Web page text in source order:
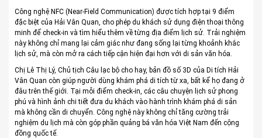
Công nghệ NFC (Near-Field Communication) được tích hợp tại 9 điểm
đặc biệt của Hải Vân Quan, cho phép du khách sử dụng điện thoại thông
minh để check-in và tìm hiểu thêm về từng địa điểm lịch sử. Trải nghiệm
này không chỉ mang lại cảm giác như đang sống lại từng khoảnh khắc
lịch sử, mà còn mở ra cách tiếp cận hiện đại hơn với di sản văn hóa.
Chị Lê Thị Lý, Chủ tịch Câu lạc bộ cho hay, bản đồ số 3D của Di tích Hải
Vân Quan còn giúp người dùng khám phá di tích từ xa, bất kể họ đang ở
đâu trên thế giới. Tại mỗi điểm check-in, các câu chuyện lịch sử phong
phú và hình ảnh chi tiết đưa du khách vào hành trình khám phá di sản
mà không cần di chuyển. Công nghệ này không chỉ tăng cường trải
nghiệm du lịch mà còn góp phần quảng bá văn hóa Việt Nam đến cộng
đồng quốc tế.